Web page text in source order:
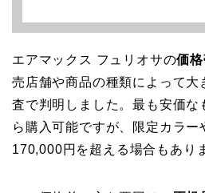
エアマックス フュリオサの価
売店舗や商品の種類によって大
査で判明しました。最も安価
ら購入可能ですが、限定カラー
170,000円を超える場合もあり